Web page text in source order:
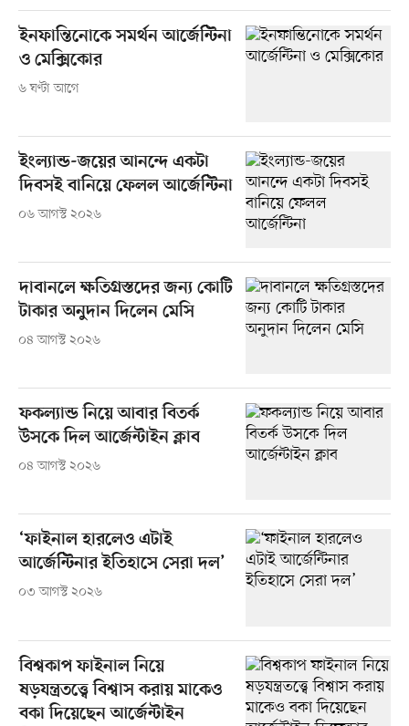
ইনফান্তিনোকে সমর্থন আর্জেন্টিনা
ও মেক্সিকোর
৬ ঘণ্টা আগে
ইংল্যান্ড-জয়ের আনন্দে একটা
দিবসই বানিয়ে ফেলল আর্জেন্টিনা
০৬ আগস্ট ২০২৬
দাবানলে ক্ষতিগ্রস্তদের জন্য কোটি
টাকার অনুদান দিলেন মেসি
০৪ আগস্ট ২০২৬
ফকল্যান্ড নিয়ে আবার বিতর্ক
উসকে দিল আর্জেন্টাইন ক্লাব
০৪ আগস্ট ২০২৬
‘ফাইনাল হারলেও এটাই
আর্জেন্টিনার ইতিহাসে সেরা দল’
০৩ আগস্ট ২০২৬
বিশ্বকাপ ফাইনাল নিয়ে
ষড়যন্ত্রতত্ত্বে বিশ্বাস করায় মাকেও
বকা দিয়েছেন আর্জেন্টাইন